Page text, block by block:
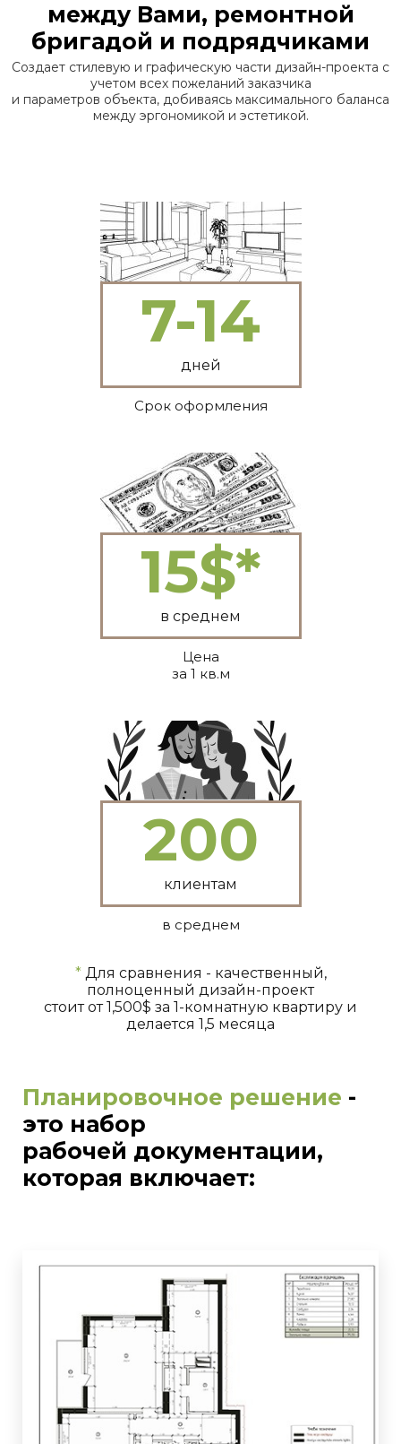
между Вами, ремонтной
бригадой и подрядчиками
Создает стилевую и графическую части дизайн-проекта с
учетом всех пожеланий заказчика
и параметров объекта, добиваясь максимального баланса
между эргономикой и эстетикой.
7-14
дней
Срок оформления
15$*
в среднем
Цена
за 1 кв.м
200
клиентам
в среднем
*Для сравнения - качественный,
полноценный дизайн-проект
стоит от 1,500$ за 1-комнатную квартиру и
делается 1,5 месяца
Планировочное решение -
это набор
рабочей документации,
которая включает: